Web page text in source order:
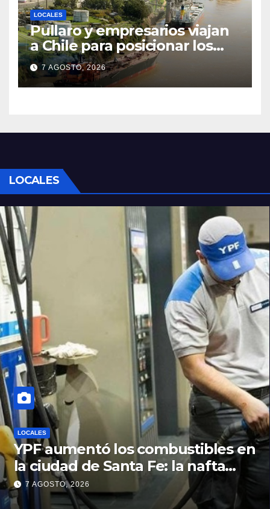
LOCALES
Pullaro y empresarios viajan
a Chile para posicionar los
puertos del sur de Santa Fe
como salida para las
exportaciones mineras
7 AGOSTO, 2026
LOCALES
LOCALES
YPF aumentó los combustibles en
la ciudad de Santa Fe: la nafta
súper superó los $2.100 y llenar el
tanque cuesta más de $94.000
7 AGOSTO, 2026